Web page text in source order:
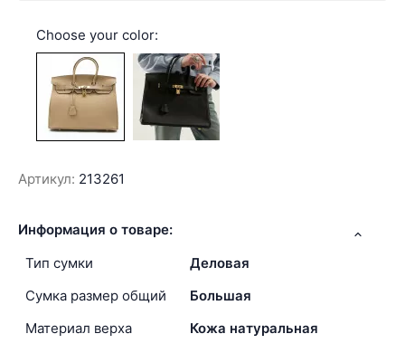
Choose your color:
Артикул: 213261
Информация о товаре:
Тип сумки
Деловая
Сумка размер общий
Большая
Материал верха
Кожа натуральная